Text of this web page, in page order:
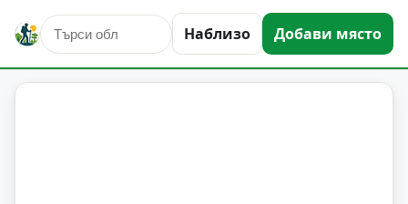
Наблизо Добави място
Ходжовци Област: Кърджали